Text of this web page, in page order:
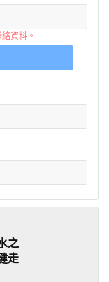
資料。
之
走